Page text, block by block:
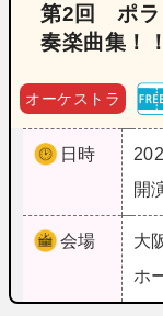
第2回 ポラ
奏楽曲集！
オーケストラ
日時
開
会場 大
ホ